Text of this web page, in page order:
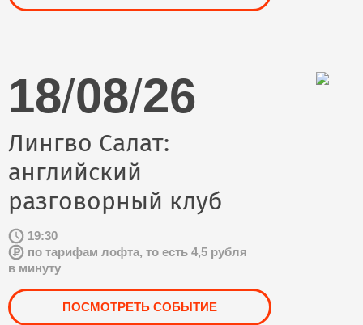
18/08/26
Лингво Салат:
английский
разговорный клуб
19:30
по тарифам лофта, то есть 4,5 рубля
в минуту
ПОСМОТРЕТЬ СОБЫТИЕ